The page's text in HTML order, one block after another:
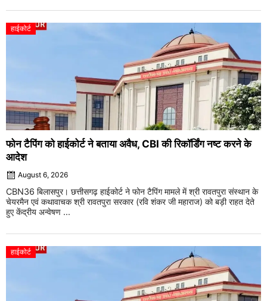
हाईकोर्ट
फोन टैपिंग को हाईकोर्ट ने बताया अवैध, CBI की रिकॉर्डिंग नष्ट करने के
आदेश
August 6, 2026
CBN36 बिलासपुर। छत्तीसगढ़ हाईकोर्ट ने फोन टैपिंग मामले में श्री रावतपुरा संस्थान के
चेयरमैन एवं कथावाचक श्री रावतपुरा सरकार (रवि शंकर जी महाराज) को बड़ी राहत देते
हुए केंद्रीय अन्वेषण ...
हाईकोर्ट